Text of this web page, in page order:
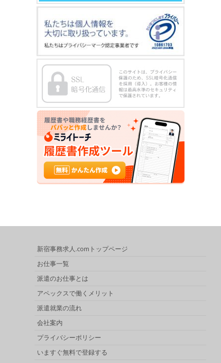
新宿事務求人.comトップページ
お仕事一覧
派遣のお仕事とは
アペックスで働くメリット
派遣就業の流れ
会社案内
プライバシーポリシー
いますぐ無料で登録する